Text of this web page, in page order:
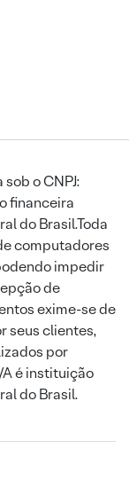
o CNPJ:
financeira
do Brasil.Toda
computadores
impedir
de
exime-se de
seus clientes,
por
A é instituição
do Brasil.